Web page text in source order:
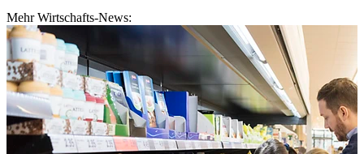
Mehr Wirtschafts-News: